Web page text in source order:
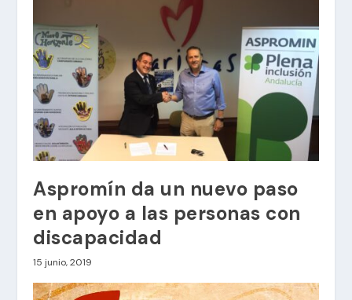
Aspromín da un nuevo paso
en apoyo a las personas con
discapacidad
15 junio, 2019